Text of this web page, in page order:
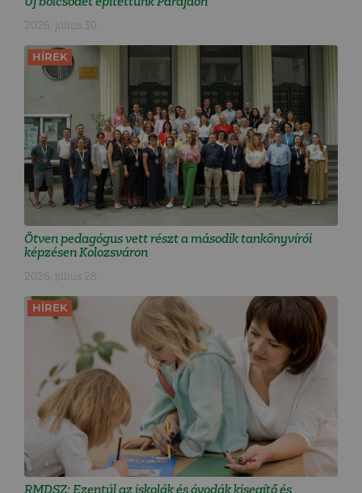
2026. július 30.
HÍREK
Ötven pedagógus vett részt a második tankönyvírói
képzésen Kolozsváron
2026. július 28.
HÍREK
RMDSZ: Ezentúl az iskolák és óvodák kisegítő és